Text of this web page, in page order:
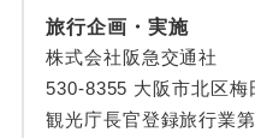
旅行企画・実施
株式会社阪急交通社
530-8355 大阪市北区
観光庁長官登録旅行業